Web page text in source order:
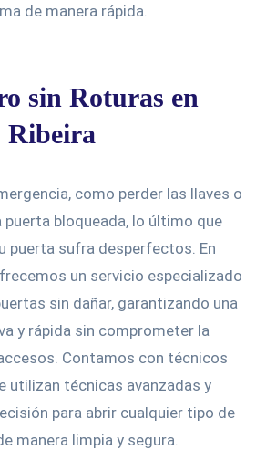
de manera rápida.
sin Roturas en
Ribeira
como perder las llaves o
bloqueada, lo último que
puerta sufra desperfectos. En
un servicio especializado
sin dañar, garantizando una
y rápida sin comprometer la
Contamos con técnicos
utilizan técnicas avanzadas y
para abrir cualquier tipo de
manera limpia y segura.